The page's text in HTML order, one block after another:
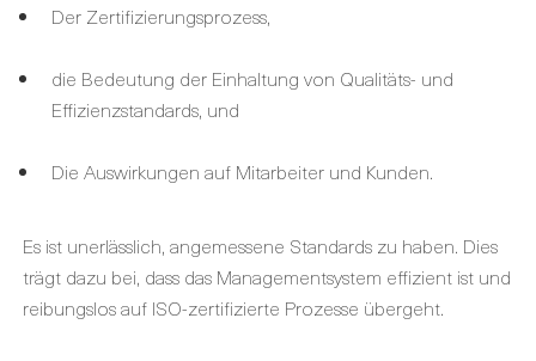
Der Zertifizierungsprozess,
die Bedeutung der Einhaltung von Qualitäts- und
Effizienzstandards, und
Die Auswirkungen auf Mitarbeiter und Kunden.
Es ist unerlässlich, angemessene Standards zu haben. Dies
trägt dazu bei, dass das Managementsystem effizient ist und
reibungslos auf ISO-zertifizierte Prozesse übergeht.